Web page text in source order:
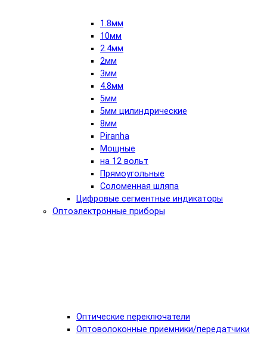
1.8мм
10мм
2.4мм
2мм
3мм
4.8мм
5мм
5мм цилиндрические
8мм
Piranha
Мощные
на 12 вольт
Прямоугольные
Соломенная шляпа
Цифровые сегментные индикаторы
Оптоэлектронные приборы
Оптические переключатели
Оптоволоконные приемники/передатчики